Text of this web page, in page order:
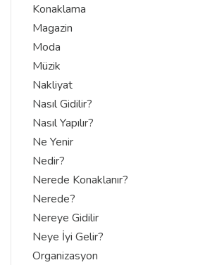
Konaklama
Magazin
Moda
Müzik
Nakliyat
Nasıl Gidilir?
Nasıl Yapılır?
Ne Yenir
Nedir?
Nerede Konaklanır?
Nerede?
Nereye Gidilir
Neye İyi Gelir?
Organizasyon